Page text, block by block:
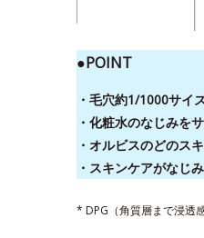
●POINT
・毛穴約1/1000サイ
・化粧水のなじみを
・オルビスのどのス
・スキンケアがなじ
* DPG（角質層まで浸透